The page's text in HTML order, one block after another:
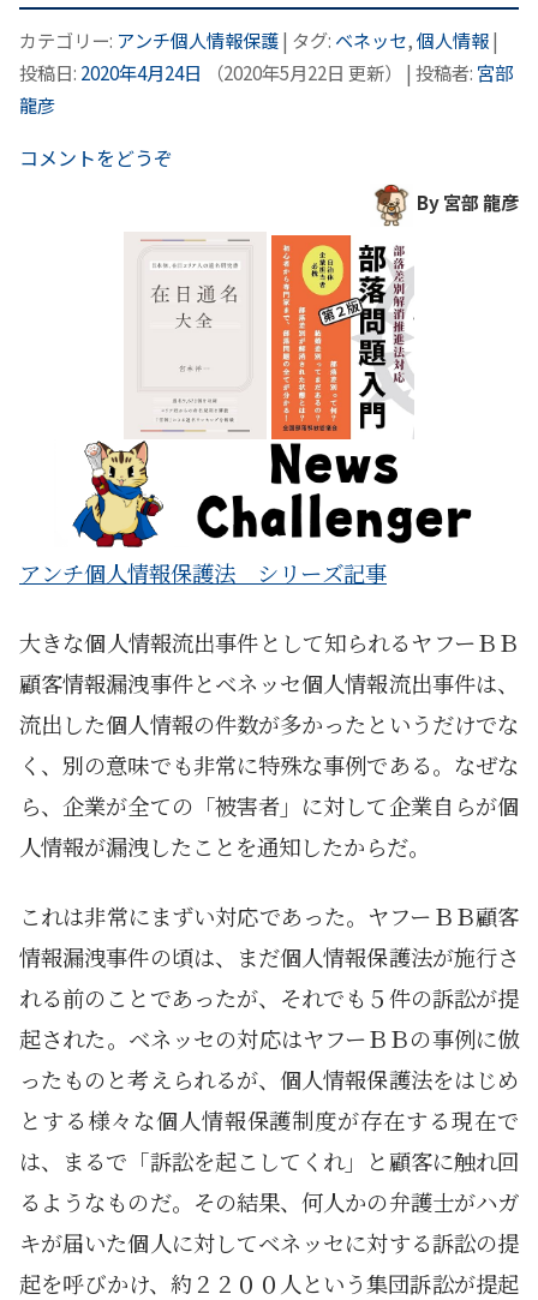
カテゴリー: アンチ個人情報保護| タグ: ベネッセ,個人情報|
投稿日: 2020年4月24日 （2020年5月22日 更新） | 投稿者: 宮部
龍彦
コメントをどうぞ
By 宮部 龍彦
アンチ個人情報保護法 シリーズ記事
大きな個人情報流出事件として知られるヤフーＢＢ
顧客情報漏洩事件とベネッセ個人情報流出事件は、
流出した個人情報の件数が多かったというだけでな
く、別の意味でも非常に特殊な事例である。なぜな
ら、企業が全ての「被害者」に対して企業自らが個
人情報が漏洩したことを通知したからだ。
これは非常にまずい対応であった。ヤフーＢＢ顧客
情報漏洩事件の頃は、まだ個人情報保護法が施行さ
れる前のことであったが、それでも５件の訴訟が提
起された。ベネッセの対応はヤフーＢＢの事例に倣
ったものと考えられるが、個人情報保護法をはじめ
とする様々な個人情報保護制度が存在する現在で
は、まるで「訴訟を起こしてくれ」と顧客に触れ回
るようなものだ。その結果、何人かの弁護士がハガ
キが届いた個人に対してベネッセに対する訴訟の提
起を呼びかけ、約２２００人という集団訴訟が提起